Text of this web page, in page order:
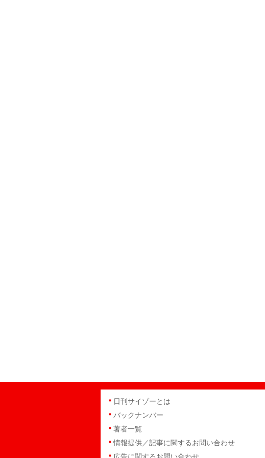
日刊サイゾーとは
バックナンバー
著者一覧
情報提供／記事に関するお問い合わせ